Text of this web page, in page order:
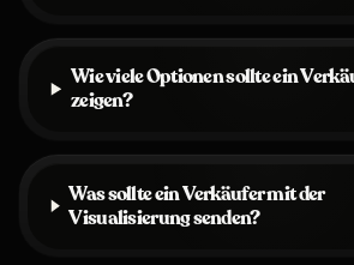
Wie viele Optionen sollte ein
zeigen?
Was sollte ein Verkäufer mit der
Visualisierung senden?